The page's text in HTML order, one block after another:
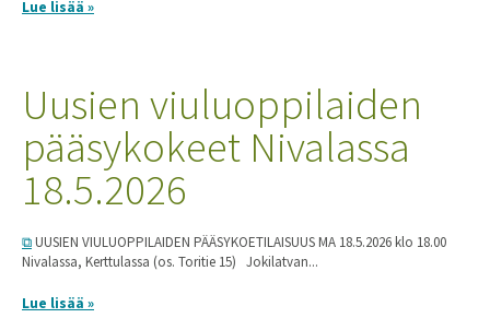
Lue lisää »
Uusien viuluoppilaiden
pääsykokeet Nivalassa
18.5.2026
UUSIEN VIULUOPPILAIDEN PÄÄSYKOETILAISUUS MA 18.5.2026 klo 18.00
Nivalassa, Kerttulassa (os. Toritie 15) Jokilatvan...
Lue lisää »